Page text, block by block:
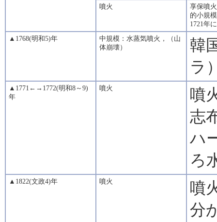
噴火
享保噴
的小規
1721年
▲1768(明和5)年
中規模：水蒸気噴火，（山
体崩壊）
韓
ラ
▲1771←→1772(明和8～9)
年
噴火
噴
志
ハ
ろ
▲1822(文政4)年 噴火
噴
分